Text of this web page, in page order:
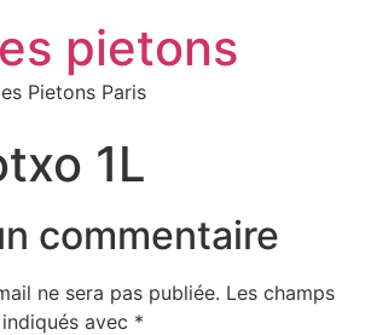
pietons
Pietons Paris
1L
commentaire
ne sera pas publiée. Les champs
avec *